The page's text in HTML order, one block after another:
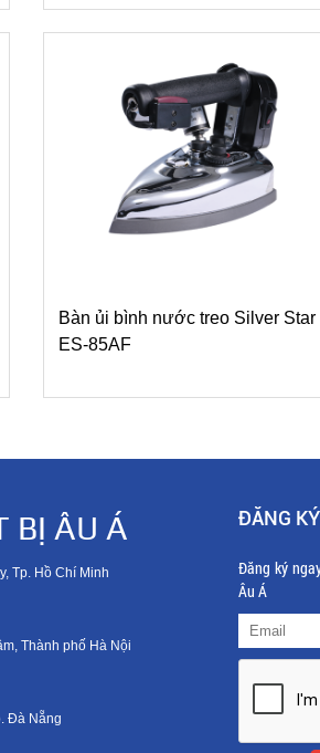
Bàn ủi bình nước treo Silver Star
ES-85AF
BỊ ÂU Á
Tp. Hồ Chí Minh
Thành phố Hà Nội
Đà Nẵng
ĐĂNG
Đăng ký
Âu Á